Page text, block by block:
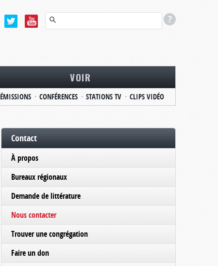
VOIR
ÉMISSIONS CONFÉRENCES STATIONS TV CLIPS VIDÉO
Contact
À propos
Bureaux régionaux
Demande de littérature
Nous contacter
Trouver une congrégation
Faire un don